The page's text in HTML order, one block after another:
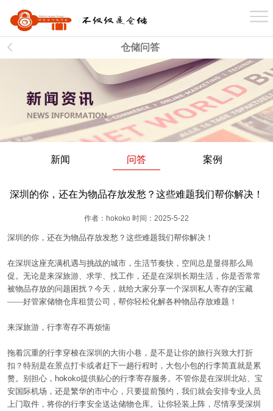
仓储问答
新闻 问答 案例
深圳的你，还在为物品存放发愁？这些难题我们帮你解决！
作者：hokoko 时间：2025-5-22
深圳的你，还在为物品存放发愁？这些难题我们帮你解决！
在深圳这座充满机遇与挑战的城市，生活节奏快，空间总是显得那么局
促。无论是来深旅游、求学、找工作，还是在深圳长期生活，你是否常常
被物品存放的问题困扰？今天，就给大家分享一个深圳私人寄存的宝藏
——好管家储物仓库租赁公司，帮你轻松化解各种物品存放难题！
来深旅游，行李寄存不再烦恼
拖着沉重的行李穿梭在深圳的大街小巷，是不是让你的旅行兴致大打折
扣？特别是在景点打卡或者赶下一趟行程时，大包小包的行李简直就是累
赘。别担心， hokoko提供贴心的行李寄存服务。不管你是在深圳北站、宝
安国际机场，还是繁华的市中心，只要提前预约，我们就会安排专业人员
上门取件，将你的行李安全送达储物仓库。让你轻装上阵，尽情享受深圳
关于我们
业务介绍
仓库分布
新闻资讯
联系我们